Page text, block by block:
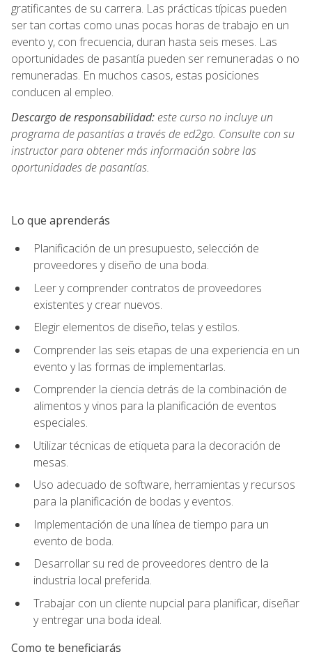
gratificantes de su carrera. Las prácticas típicas pueden
ser tan cortas como unas pocas horas de trabajo en un
evento y, con frecuencia, duran hasta seis meses. Las
oportunidades de pasantía pueden ser remuneradas o no
remuneradas. En muchos casos, estas posiciones
conducen al empleo.
Descargo de responsabilidad: este curso no incluye un
programa de pasantías a través de ed2go. Consulte con su
instructor para obtener más información sobre las
oportunidades de pasantías.
Lo que aprenderás
Planificación de un presupuesto, selección de
proveedores y diseño de una boda.
Leer y comprender contratos de proveedores
existentes y crear nuevos.
Elegir elementos de diseño, telas y estilos.
Comprender las seis etapas de una experiencia en un
evento y las formas de implementarlas.
Comprender la ciencia detrás de la combinación de
alimentos y vinos para la planificación de eventos
especiales.
Utilizar técnicas de etiqueta para la decoración de
mesas.
Uso adecuado de software, herramientas y recursos
para la planificación de bodas y eventos.
Implementación de una línea de tiempo para un
evento de boda.
Desarrollar su red de proveedores dentro de la
industria local preferida.
Trabajar con un cliente nupcial para planificar, diseñar
y entregar una boda ideal.
Como te beneficiarás